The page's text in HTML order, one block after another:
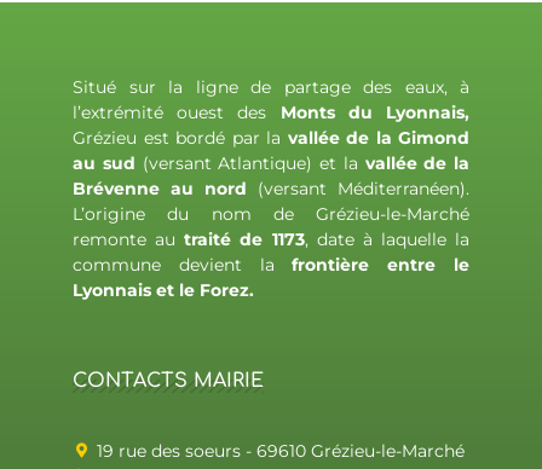
Situé sur la ligne de partage des eaux, à
l’extrémité ouest des Monts du Lyonnais,
Grézieu est bordé par la vallée de la Gimond
au sud (versant Atlantique) et la vallée de la
Brévenne au nord (versant Méditerranéen).
L’origine du nom de Grézieu-le-Marché
remonte autraité de 1173, date à laquelle la
commune devient lafrontière entre le
Lyonnais et le Forez.
CONTACTS MAIRIE
19 rue des soeurs - 69610 Grézieu-le-Marché